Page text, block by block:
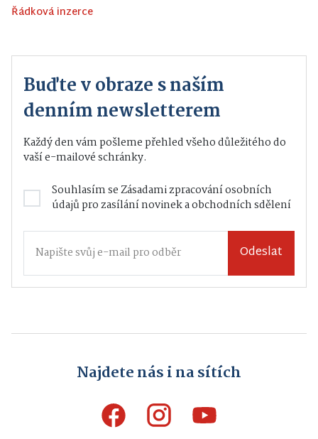
Řádková inzerce
Buďte v obraze s naším
denním newsletterem
Každý den vám pošleme přehled všeho důležitého do
vaší e-mailové schránky.
Souhlasím seZásadami zpracování osobních
údajůpro zasílání novinek a obchodních sdělení
Odeslat
Najdete nás i na sítích